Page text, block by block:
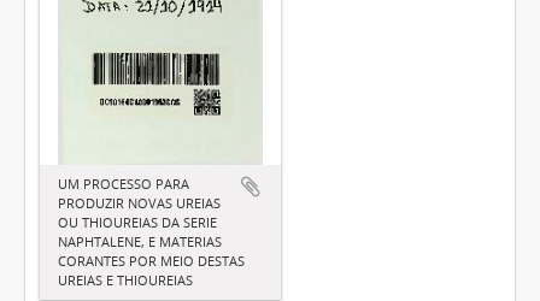
UM PROCESSO PARA
PRODUZIR NOVAS UREIAS
OU THIOUREIAS DA SERIE
NAPHTALENE, E MATERIAS
CORANTES POR MEIO DESTAS
UREIAS E THIOUREIAS